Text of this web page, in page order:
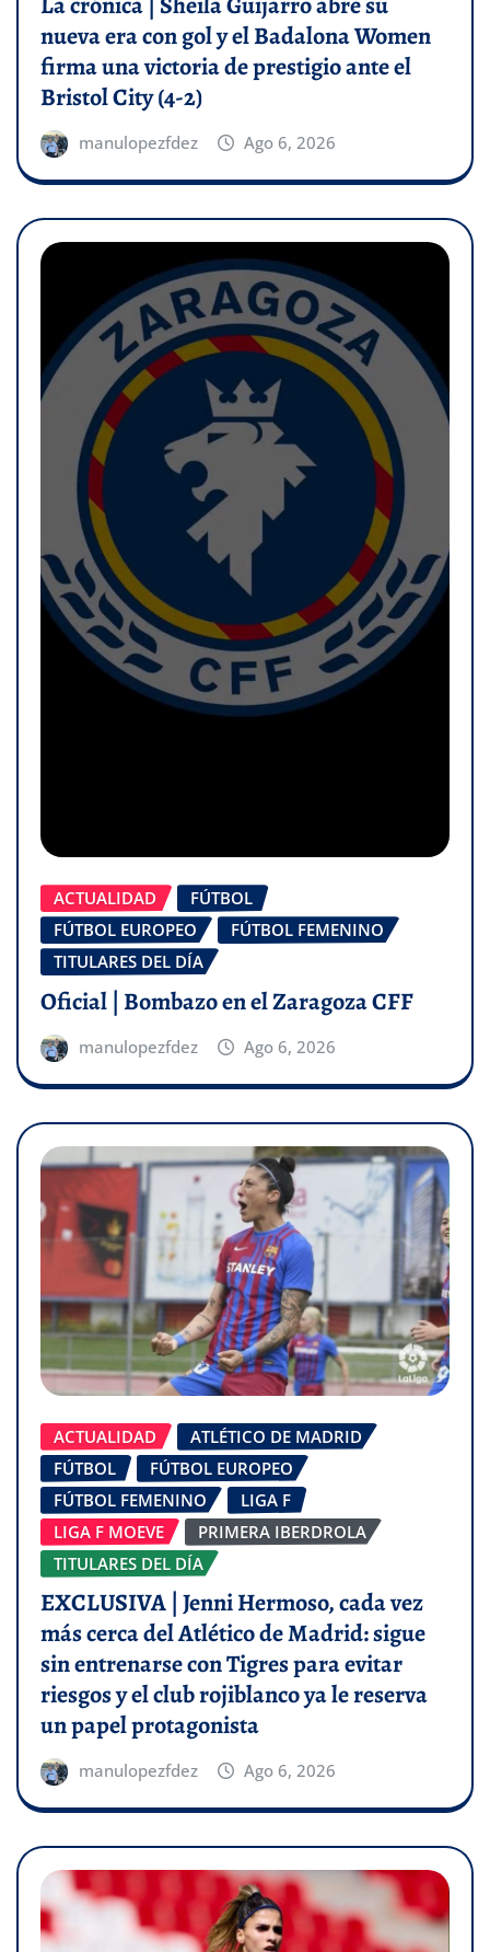
nueva era con gol y el Badalona Women
firma una victoria de prestigio ante el
Bristol City (4-2)
manulopezfdez Ago 6, 2026
ACTUALIDAD
FÚTBOL
FÚTBOL EUROPEO
FÚTBOL FEMENINO
TITULARES DEL DÍA
Oficial | Bombazo en el Zaragoza CFF
manulopezfdez Ago 6, 2026
ACTUALIDAD
ATLÉTICO DE MADRID
FÚTBOL
FÚTBOL EUROPEO
FÚTBOL FEMENINO
LIGA F
LIGA F MOEVE
PRIMERA IBERDROLA
TITULARES DEL DÍA
EXCLUSIVA | Jenni Hermoso, cada vez
más cerca del Atlético de Madrid: sigue
sin entrenarse con Tigres para evitar
riesgos y el club rojiblanco ya le reserva
un papel protagonista
manulopezfdez Ago 6, 2026